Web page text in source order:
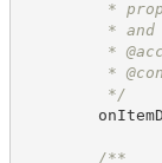
* property
* and is
*
*
*/
/**